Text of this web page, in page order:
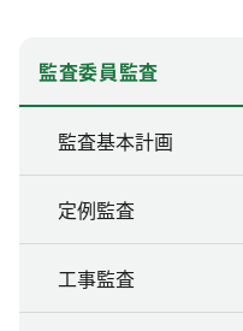
監査委員監査
監査基本計画
定例監査
工事監査